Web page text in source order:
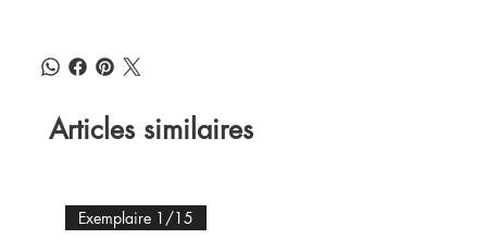
Articles similaires
Exemplaire 1/15